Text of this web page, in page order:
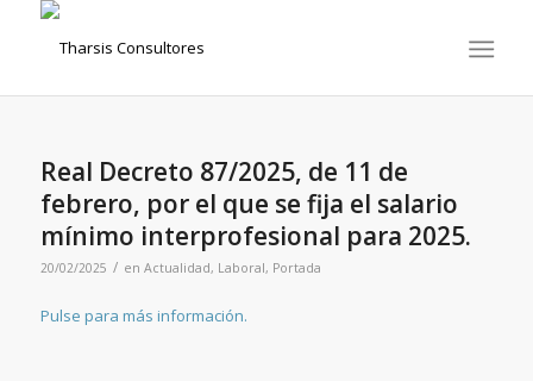
Real Decreto 87/2025, de 11 de
febrero, por el que se fija el salario
mínimo interprofesional para 2025.
20/02/2025 / en Actualidad, Laboral, Portada
Pulse para más información.